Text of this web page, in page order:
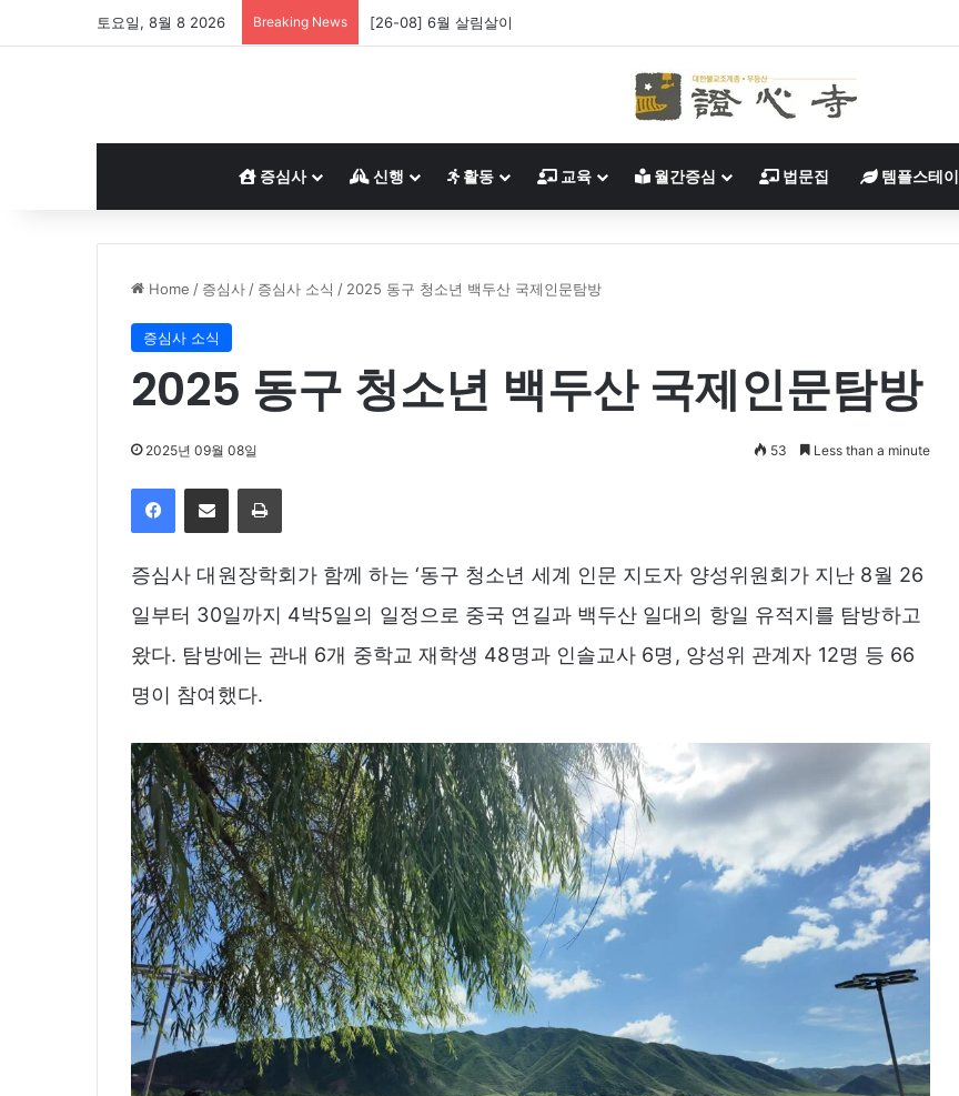
토요일, 8월 8 2026 Breaking News [26-08] 6월 살림살이
증심사 신행 활동 교육 월간증심 법문집 템플스테이
Home / 증심사 / 증심사 소식 / 2025 동구 청소년 백두산 국제인문탐방
증심사 소식
2025 동구 청소년 백두산 국제인문탐방
2025년 09월 08일 53 Less than a minute
FacebookShare via Email Print
증심사 대원장학회가 함께 하는 ‘동구 청소년 세계 인문 지도자 양성위원회가 지난 8월 26
일부터 30일까지 4박5일의 일정으로 중국 연길과 백두산 일대의 항일 유적지를 탐방하고
왔다. 탐방에는 관내 6개 중학교 재학생 48명과 인솔교사 6명, 양성위 관계자 12명 등 66
명이 참여했다.